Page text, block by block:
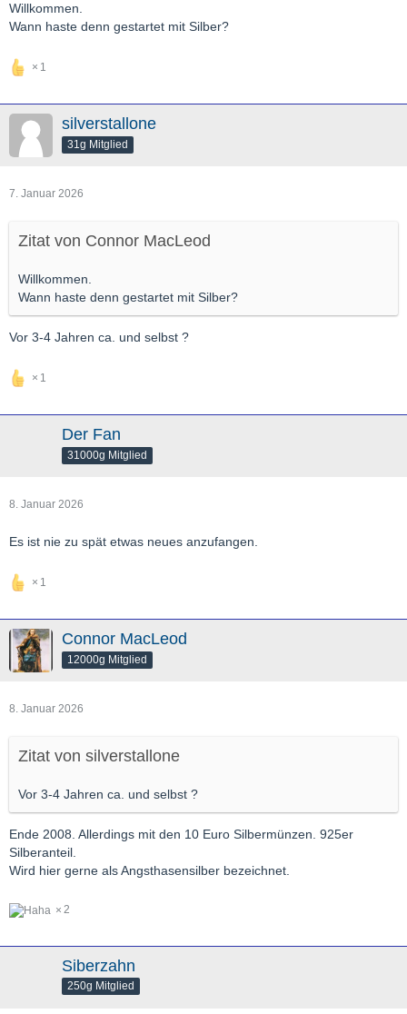
Willkommen.
Wann haste denn gestartet mit Silber?
1
silverstallone
31g Mitglied
7. Januar 2026
Zitat von Connor MacLeod
Willkommen.
Wann haste denn gestartet mit Silber?
Vor 3-4 Jahren ca. und selbst ?
1
Der Fan
31000g Mitglied
8. Januar 2026
Es ist nie zu spät etwas neues anzufangen.
1
Connor MacLeod
12000g Mitglied
8. Januar 2026
Zitat von silverstallone
Vor 3-4 Jahren ca. und selbst ?
Ende 2008. Allerdings mit den 10 Euro Silbermünzen. 925er
Silberanteil.
Wird hier gerne als Angsthasensilber bezeichnet.
2
Siberzahn
250g Mitglied